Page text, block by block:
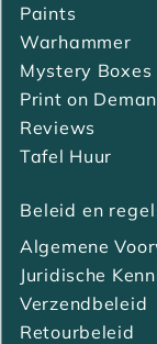
Paints
Warhammer
Mystery Boxes
Print on
Reviews
Tafel Huur
Beleid en
Algemene
Juridische
Verzendbeleid
Retourbeleid